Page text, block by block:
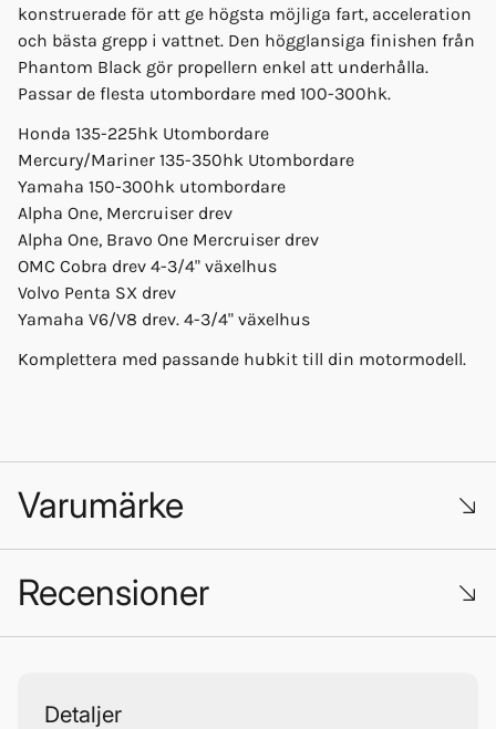
konstruerade för att ge högsta möjliga fart, acceleration
och bästa grepp i vattnet. Den högglansiga finishen från
Phantom Black gör propellern enkel att underhålla.
Passar de flesta utombordare med 100-300hk.
Honda 135-225hk Utombordare
Mercury/Mariner 135-350hk Utombordare
Yamaha 150-300hk utombordare
Alpha One, Mercruiser drev
Alpha One, Bravo One Mercruiser drev
OMC Cobra drev 4-3/4" växelhus
Volvo Penta SX drev
Yamaha V6/V8 drev. 4-3/4" växelhus
Komplettera med passande hubkit till din motormodell.
Varumärke
Recensioner
Detaljer